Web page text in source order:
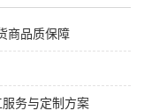
商品质保障
务与定制方案